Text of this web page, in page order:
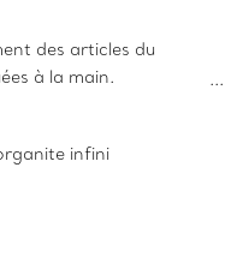
des articles du
à la main.
espresso arbore une
gemmes de
infini
cm (2,3 x 2,4 po)